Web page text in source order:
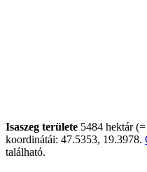
Isaszeg területe 5484 hektár
koordinátái: 47.5353, 19.3978.
található.